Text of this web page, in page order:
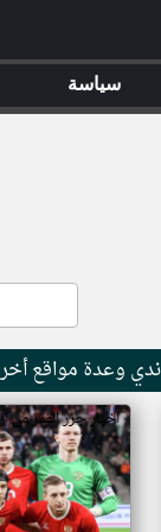
وعدة مواقع
اخبار جزر القمر من
سياسة